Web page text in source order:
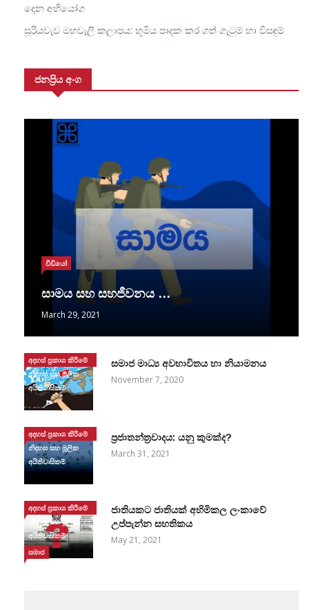
දෙන අභියෝග
සූරියවැව මහවැලි කලාපය: භූමිය පාදක කර ගත් ගැටුම් හා විසඳුම්
ජනප්‍රිය අංග
වීඩියෝ
සාමය සහ සහජීවනය …
March 29, 2021
අදහස් ප්‍රකාශ කිරීමේ
නිදහස සහ මූලික
අයිතිවාසිකම්
සමාජ මාධ්‍ය අවභාවිතය හා නියාමනය
November 7, 2020
අදහස් ප්‍රකාශ කිරීමේ
නිදහස සහ මූලික
අයිතිවාසිකම්
ප්‍රජාතන්ත්‍රවාදය: යනු කුමක්ද?
March 31, 2021
අදහස් ප්‍රකාශ කිරීමේ
නිදහස සහ මූලික
අයිතිවාසිකම්
සමාජ
ජාතියකට ජාතියක් අහිමිකල ලංකාවේ
උප්පැන්න සහතිකය
May 21, 2021